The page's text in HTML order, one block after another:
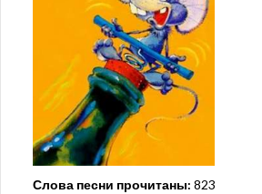
Слова песни прочитаны: 823